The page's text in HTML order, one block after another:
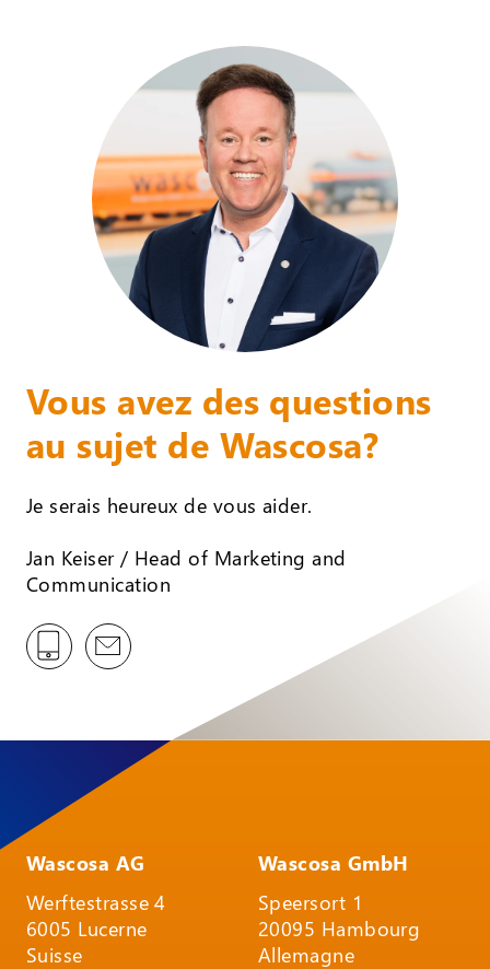
Vous avez des questions
au sujet de Wascosa?
Je serais heureux de vous aider.
Jan Keiser / Head of Marketing and
Communication
Wascosa AG
Werftestrasse 4
6005 Lucerne
Suisse
Wascosa GmbH
Speersort 1
20095 Hambourg
Allemagne